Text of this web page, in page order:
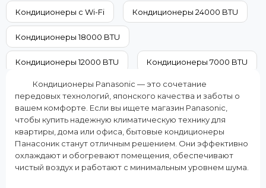
A+
Дополнительные характеристики:
2 внутренних блока
Режимы работы:
Охлаждение Обогрев
15000
Класс энергопотребления
Белый
Кондиционеры с Wi-Fi Кондиционеры 24000 BTU
Кондиционеры 18000 BTU
Кондиционеры 12000 BTU Кондиционеры 7000 BTU
Кондиционеры на 60 м² Кондиционеры на 50 м²
Кондиционеры на 40 м² Кондиционеры на 35 м²
Кондиционеры на 20 м²
Кондиционеры Panasonic — это сочетание
передовых технологий, японского качества и заботы о
вашем комфорте. Если вы ищете магазин Panasonic,
чтобы купить надежную климатическую технику для
квартиры, дома или офиса, бытовые кондиционеры
Панасоник станут отличным решением. Они эффективно
охлаждают и обогревают помещения, обеспечивают
чистый воздух и работают с минимальным уровнем шума.